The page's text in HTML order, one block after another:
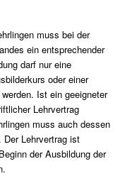
muss bei der
ein entsprechender
darf nur eine
oder einer
Ist ein geeigneter
Lehrvertrag
muss auch dessen
Lehrvertrag ist
der Ausbildung der